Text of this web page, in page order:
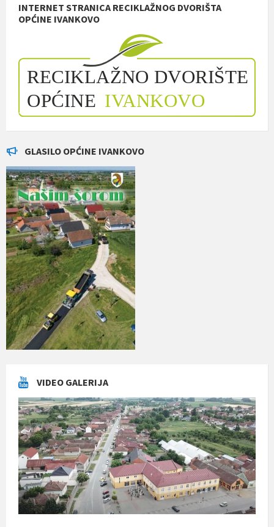
INTERNET STRANICA RECIKLAŽNOG DVORIŠTA
OPĆINE IVANKOVO
GLASILO OPĆINE IVANKOVO
VIDEO GALERIJA